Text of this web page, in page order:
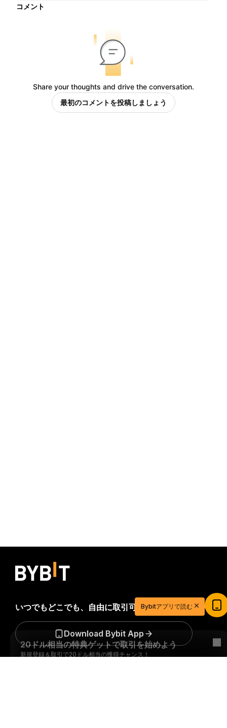
コメント
Share your thoughts and drive the conversation.
最初のコメントを投稿しましょう
いつでもどこでも、自由に取引可能！
Download Bybit App
20ドル相当の特典ゲットで取引を始めよう
新規登録＆取引で20ドル相当の獲得チャンス！Bybitアプリで読む